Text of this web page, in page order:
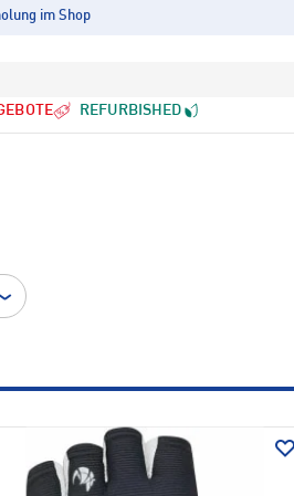
im Shop
REFURBISHED